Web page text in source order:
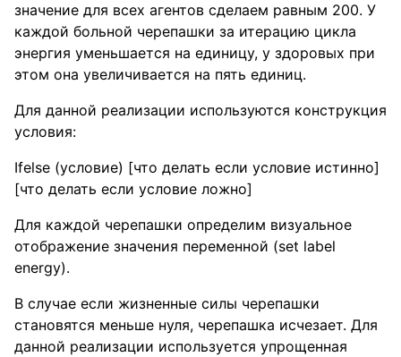
значение для всех агентов сделаем равным 200. У
каждой больной черепашки за итерацию цикла
энергия уменьшается на единицу, у здоровых при
этом она увеличивается на пять единиц.
Для данной реализации используются конструкция
условия:
Ifelse (условие) [что делать если условие истинно]
[что делать если условие ложно]
Для каждой черепашки определим визуальное
отображение значения переменной (set label
energy).
В случае если жизненные силы черепашки
становятся меньше нуля, черепашка исчезает. Для
данной реализации используется упрощенная